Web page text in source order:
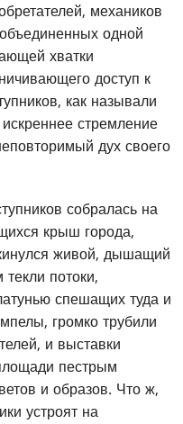
механиков
одной
хватки
доступ к
как называли
стремление
дух своего
собралась на
крыш города,
живой, дышащий
потоки,
спешащих туда и
громко трубили
и выставки
пестрым
и образов. Что ж,
устроят на